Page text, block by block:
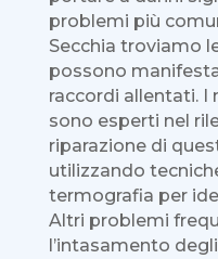
problemi più
Secchia troviamo
possono
raccordi allentati. I
sono esperti nel
riparazione di
utilizzando
termografia per
Altri problemi
l’intasamento